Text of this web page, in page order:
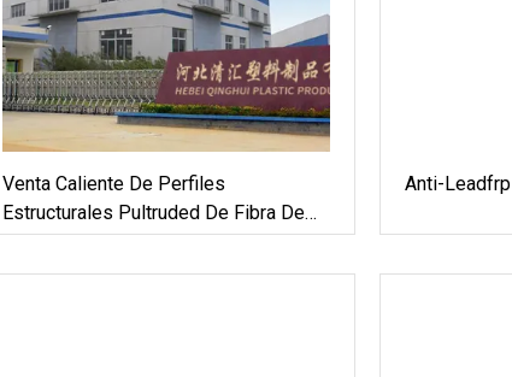
Venta Caliente De Perfiles
Estructurales Pultruded De Fibra De
Vidrio, Vigas De Perfil FRP Para
Construcción
Anti-Leadfrp